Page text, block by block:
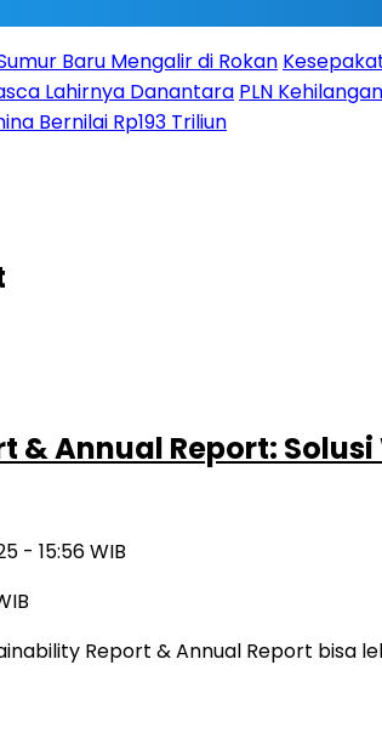
Baru Mengalir di Rokan
Lahirnya Danantara PLN
Bernilai Rp193 Triliun
& Annual Report:
- 15:56 WIB
Report & Annual Report